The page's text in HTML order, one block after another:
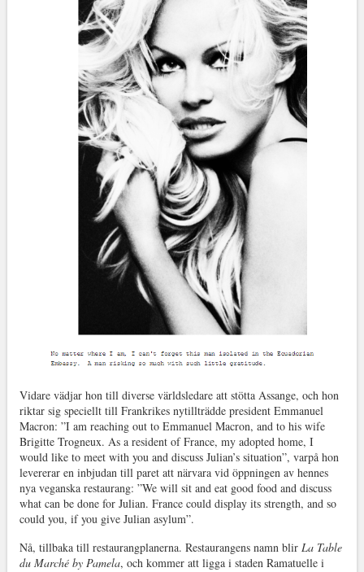
Vidare vädjar hon till diverse världsledare att stötta Assange, och hon
riktar sig speciellt till Frankrikes nytillträdde president Emmanuel
Macron: ”I am reaching out to Emmanuel Macron, and to his wife
Brigitte Trogneux. As a resident of France, my adopted home, I
would like to meet with you and discuss Julian’s situation”, varpå hon
levererar en inbjudan till paret att närvara vid öppningen av hennes
nya veganska restaurang: ”We will sit and eat good food and discuss
what can be done for Julian. France could display its strength, and so
could you, if you give Julian asylum”.
Nå, tillbaka till restaurangplanerna. Restaurangens namn blir La Table
du Marché by Pamela, och kommer att ligga i staden Ramatuelle i